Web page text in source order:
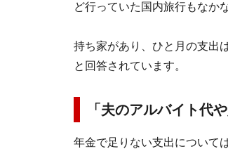
ど行っていた国内旅行もなか
持ち家があり、ひと月の支出
と回答されています。
「夫のアルバイト代
年金で足りない支出について